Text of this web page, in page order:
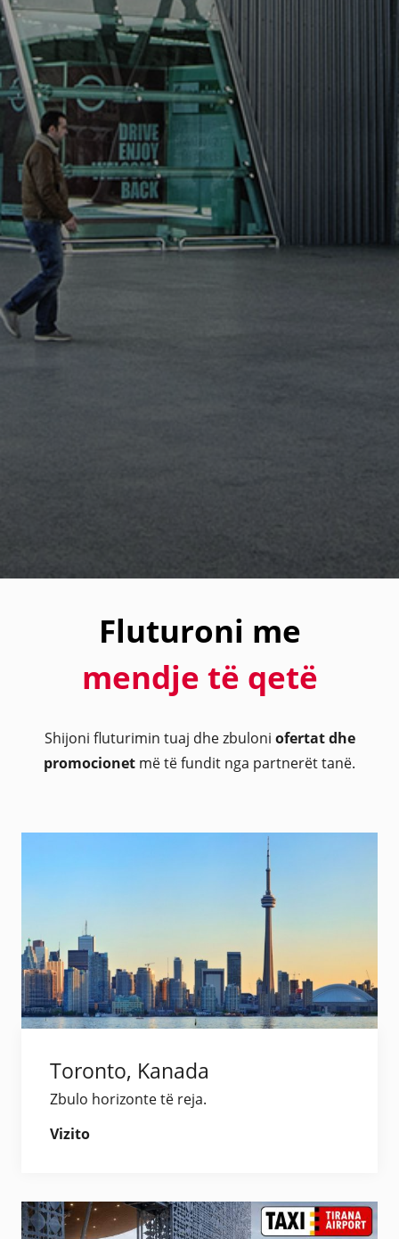
Fluturoni me
mendje të qetë
Shijoni fluturimin tuaj dhe zbuloni ofertat dhe
promocionet më të fundit nga partnerët tanë.
Toronto, Kanada
Zbulo horizonte të reja.
Vizito